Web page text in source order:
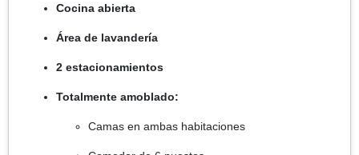
Cocina abierta
Área de lavandería
2 estacionamientos
Totalmente amoblado:
Camas en ambas habitaciones